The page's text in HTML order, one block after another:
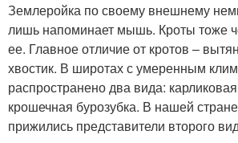
Землеройка по своему внешнему
лишь напоминает мышь. Кроты тоже
ее. Главное отличие от кротов –
хвостик. В широтах с умеренным
распространено два вида:
крошечная бурозубка. В нашей
прижились представители второго